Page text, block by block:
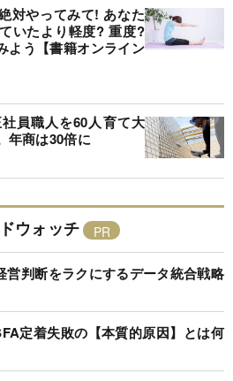
対やってみて! あなた
いたより軽度? 重度?
よう【書籍オンライン
員職人を60人育て大
年商は30倍に
ウォッチ
営判断をラクにするデータ統合戦略
定着失敗の【本質的原因】とは何